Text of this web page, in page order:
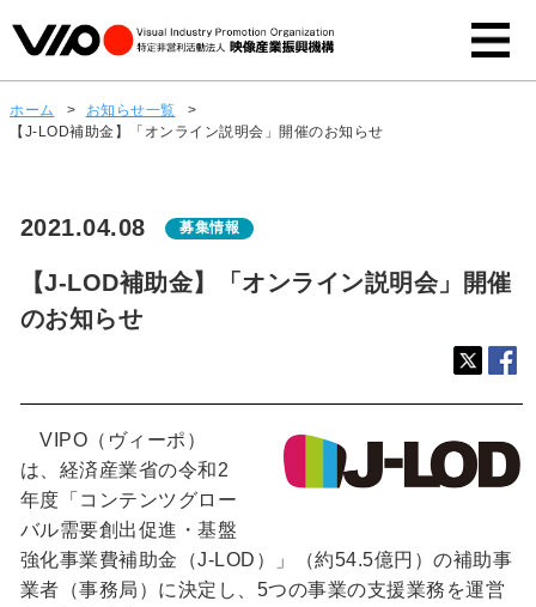
ホーム > お知らせ一覧
>
【J-LOD補助金】「オンライン説明会」開催のお知らせ
2021.04.08 募集情報
【J-LOD補助金】「オンライン説明会」開催
のお知らせ
VIPO（ヴィーポ）
は、経済産業省の令和2
年度「コンテンツグロー
バル需要創出促進・基盤
強化事業費補助金（J-LOD）」（約54.5億円）の補助事
業者（事務局）に決定し、5つの事業の支援業務を運営